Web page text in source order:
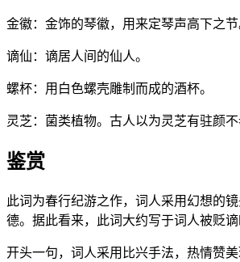
金徽：金饰的琴徽，用来定琴声高下之节
谪仙：谪居人间的仙人。
螺杯：用白色螺壳雕制而成的酒杯。
灵芝：菌类植物。古人以为灵芝有驻颜
鉴赏
此词为春行纪游之作，词人采用幻想的
德。据此看来，此词大约写于词人被贬谪
开头一句，词人采用比兴手法，热情赞